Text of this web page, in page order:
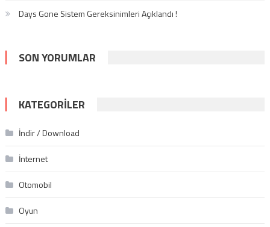
Days Gone Sistem Gereksinimleri Açıklandı !
SON YORUMLAR
KATEGORILER
İndir / Download
İnternet
Otomobil
Oyun